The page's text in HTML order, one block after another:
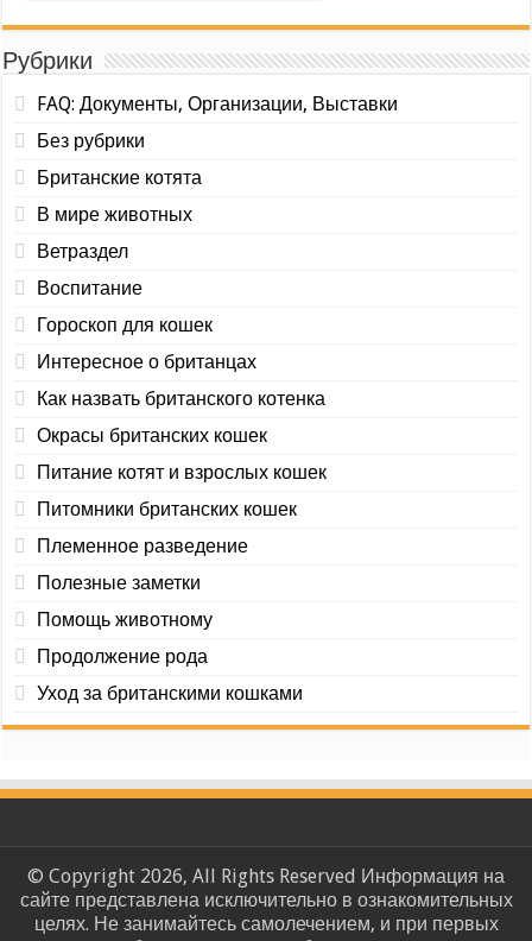
Рубрики
FAQ: Документы, Организации, Выставки
Без рубрики
Британские котята
В мире животных
Ветраздел
Воспитание
Гороскоп для кошек
Интересное о британцах
Как назвать британского котенка
Окрасы британских кошек
Питание котят и взрослых кошек
Питомники британских кошек
Племенное разведение
Полезные заметки
Помощь животному
Продолжение рода
Уход за британскими кошками
© Copyright 2026, All Rights Reserved Информация на
сайте представлена исключительно в ознакомительных
целях. Не занимайтесь самолечением, и при первых